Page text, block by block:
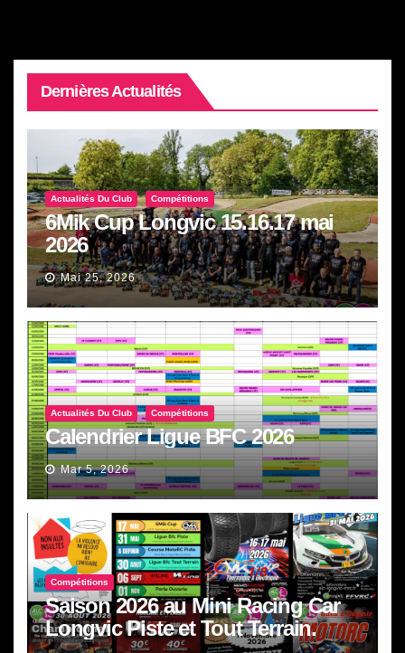
Dernières Actualités
Actualités Du Club Compétitions
6Mik Cup Longvic 15.16.17 mai
2026
Mai 25, 2026
Actualités Du Club Compétitions
Calendrier Ligue BFC 2026
Mar 5, 2026
Compétitions
Saison 2026 au Mini Racing Car
Longvic Piste et Tout Terrain.